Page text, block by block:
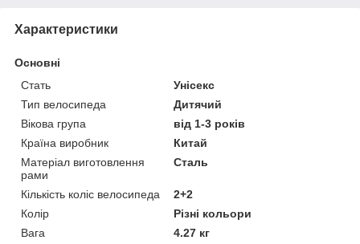
Характеристики
Основні
Стать
Унісекс
Тип велосипеда
Дитячий
Вікова група
від 1-3 років
Країна виробник
Китай
Матеріал виготовлення
рами
Сталь
Кількість коліс велосипеда
2+2
Колір
Різні кольори
Вага
4.27 кг